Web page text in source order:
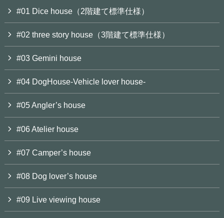
#01 Dice house（2階建て標準仕様）
#02 three story house（3階建て標準仕様）
#03 Gemini house
#04 DogHouse-Vehicle lover house-
#05 Angler’s house
#06 Atelier house
#07 Camper’s house
#08 Dog lover’s house
#09 Live viewing house